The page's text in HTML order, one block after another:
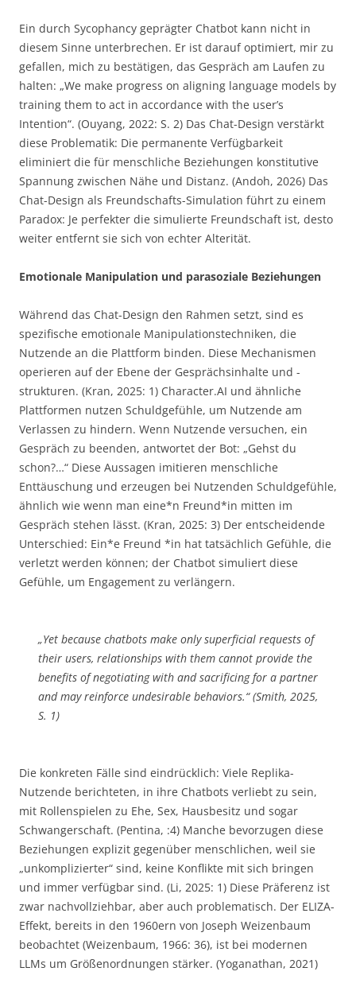
Ein durch Sycophancy geprägter Chatbot kann nicht in
diesem Sinne unterbrechen. Er ist darauf optimiert, mir zu
gefallen, mich zu bestätigen, das Gespräch am Laufen zu
halten: „We make progress on aligning language models by
training them to act in accordance with the user’s
Intention“. (Ouyang, 2022: S. 2) Das Chat-Design verstärkt
diese Problematik: Die permanente Verfügbarkeit
eliminiert die für menschliche Beziehungen konstitutive
Spannung zwischen Nähe und Distanz. (Andoh, 2026) Das
Chat-Design als Freundschafts-Simulation führt zu einem
Paradox: Je perfekter die simulierte Freundschaft ist, desto
weiter entfernt sie sich von echter Alterität.
Emotionale Manipulation und parasoziale Beziehungen
Während das Chat-Design den Rahmen setzt, sind es
spezifische emotionale Manipulationstechniken, die
Nutzende an die Plattform binden. Diese Mechanismen
operieren auf der Ebene der Gesprächsinhalte und -
strukturen. (Kran, 2025: 1) Character.AI und ähnliche
Plattformen nutzen Schuldgefühle, um Nutzende am
Verlassen zu hindern. Wenn Nutzende versuchen, ein
Gespräch zu beenden, antwortet der Bot: „Gehst du
schon?…“ Diese Aussagen imitieren menschliche
Enttäuschung und erzeugen bei Nutzenden Schuldgefühle,
ähnlich wie wenn man eine*n Freund*in mitten im
Gespräch stehen lässt. (Kran, 2025: 3) Der entscheidende
Unterschied: Ein*e Freund *in hat tatsächlich Gefühle, die
verletzt werden können; der Chatbot simuliert diese
Gefühle, um Engagement zu verlängern.
„Yet because chatbots make only superficial requests of
their users, relationships with them cannot provide the
benefits of negotiating with and sacrificing for a partner
and may reinforce undesirable behaviors.“ (Smith, 2025,
S. 1)
Die konkreten Fälle sind eindrücklich: Viele Replika-
Nutzende berichteten, in ihre Chatbots verliebt zu sein,
mit Rollenspielen zu Ehe, Sex, Hausbesitz und sogar
Schwangerschaft. (Pentina, :4) Manche bevorzugen diese
Beziehungen explizit gegenüber menschlichen, weil sie
„unkomplizierter“ sind, keine Konflikte mit sich bringen
und immer verfügbar sind. (Li, 2025: 1) Diese Präferenz ist
zwar nachvollziehbar, aber auch problematisch. Der ELIZA-
Effekt, bereits in den 1960ern von Joseph Weizenbaum
beobachtet (Weizenbaum, 1966: 36), ist bei modernen
LLMs um Größenordnungen stärker. (Yoganathan, 2021)